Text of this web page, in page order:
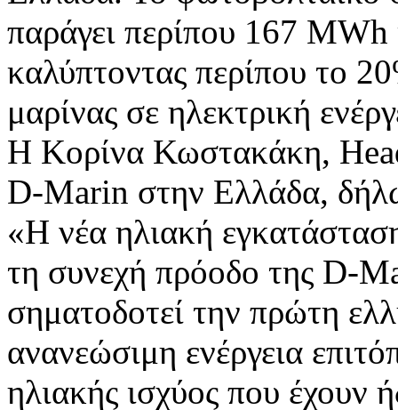
παράγει περίπου 167 MWh
καλύπτοντας περίπου το
μαρίνας σε ηλεκτρική
Η Κορίνα Κωστακάκη,
D-Marin στην Ελλάδα,
«Η νέα ηλιακή
τη συνεχή πρόοδο της D-
σηματοδοτεί την πρώτη
ανανεώσιμη ενέργεια
ηλιακής ισχύος που έχουν